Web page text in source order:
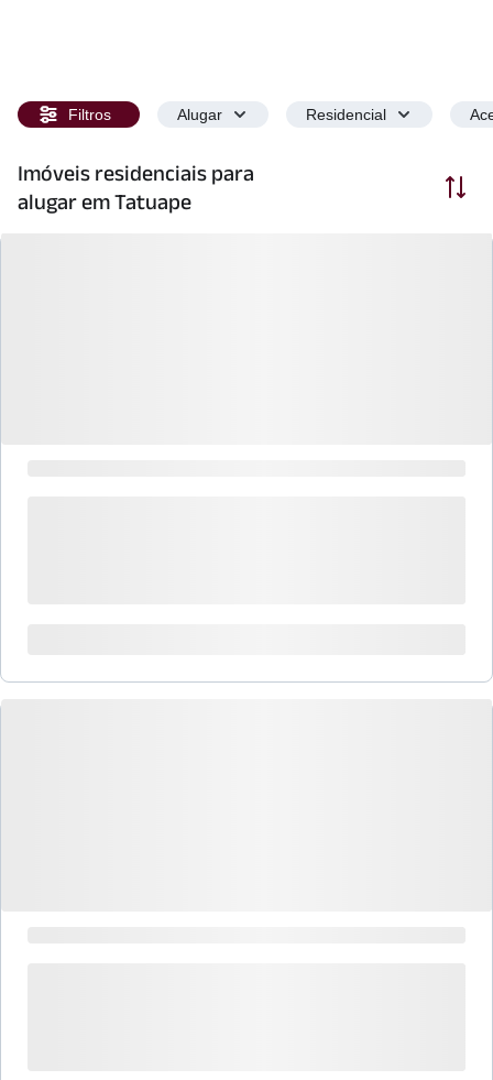
Filtros Alugar Residencial
Imóveis residenciais para
alugar em Tatuape
Ordenar